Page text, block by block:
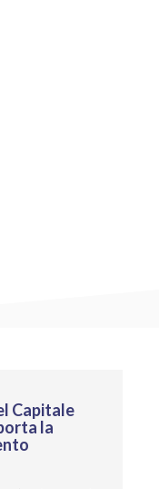
Capitale
la